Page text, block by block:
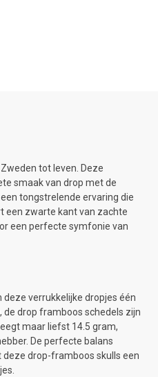
tot leven. Deze
smaak van drop met de
tongstrelende ervaring die
een zwarte kant van zachte
een perfecte symfonie van
verrukkelijke dropjes één
drop framboos schedels zijn
maar liefst 14.5 gram,
De perfecte balans
drop-framboos skulls een